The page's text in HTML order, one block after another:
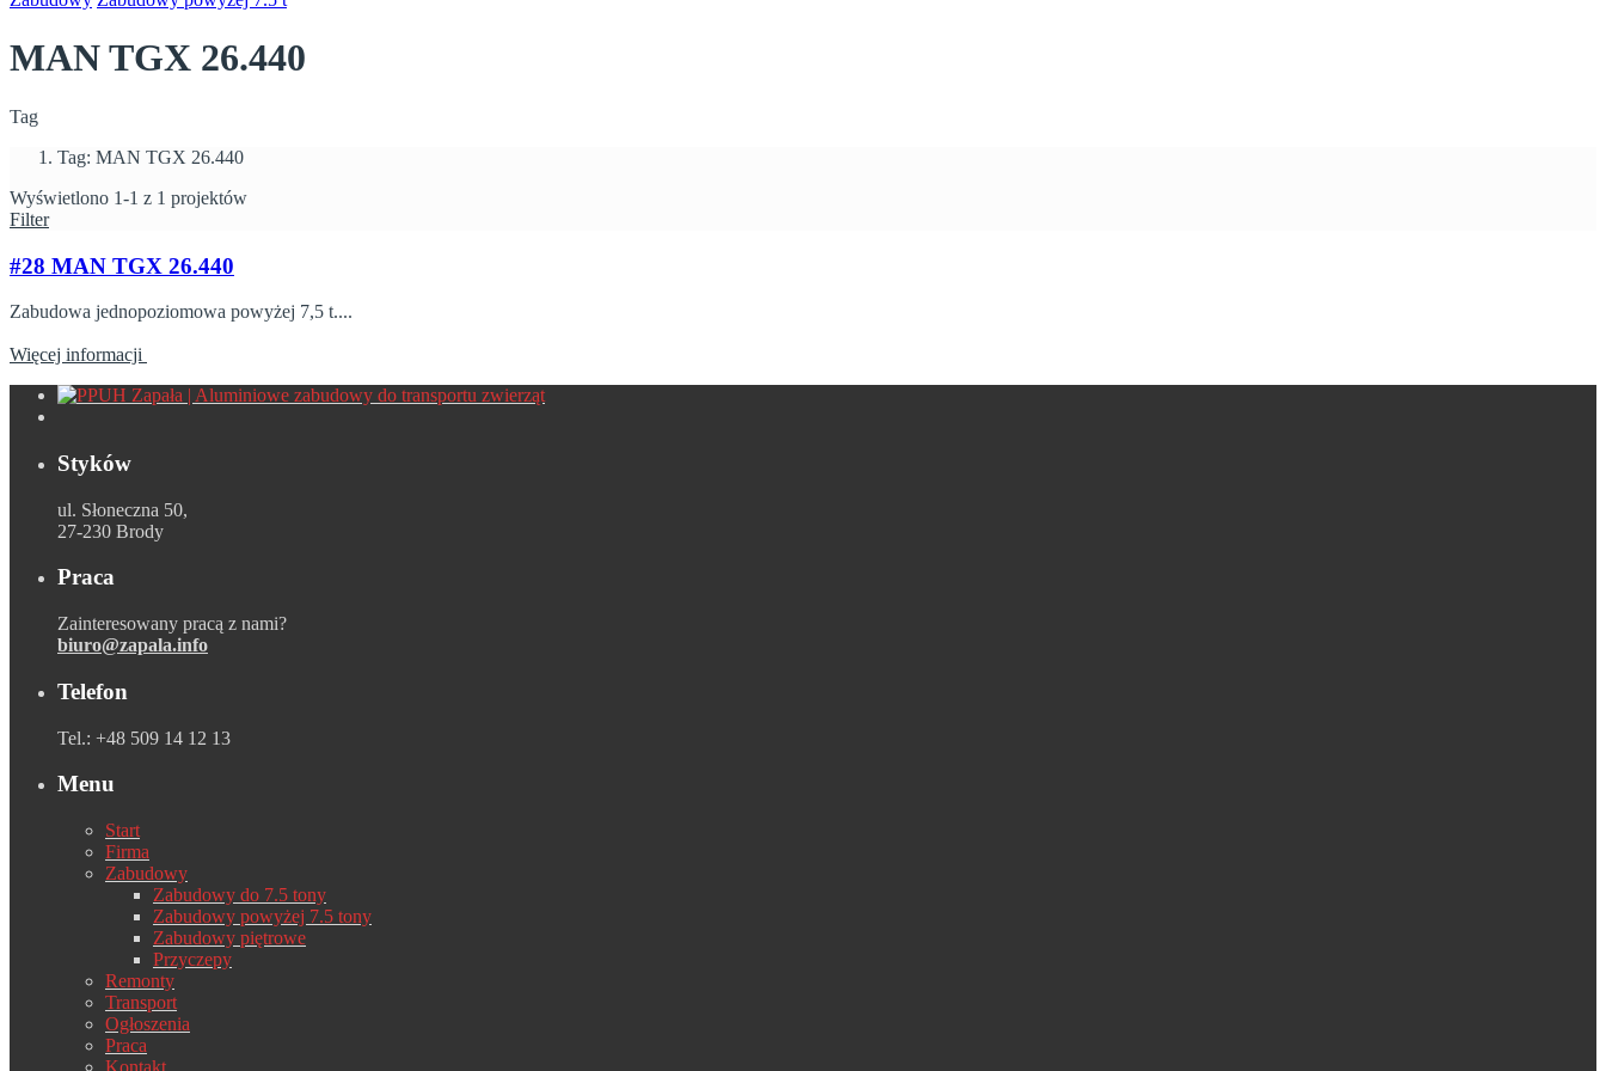
MAN TGX 26.440
Tag
Tag: MAN TGX 26.440
Wyświetlono 1-1 z 1 projektów
Filter
#28 MAN TGX 26.440
Zabudowa jednopoziomowa powyżej 7,5 t....
Więcej informacji
Styków
ul. Słoneczna 50,
27-230 Brody
Praca
Zainteresowany pracą z nami?
biuro@zapala.info
Telefon
Tel.: +48 509 14 12 13
Menu
Start
Firma
Zabudowy
Zabudowy do 7.5 tony
Zabudowy powyżej 7.5 tony
Zabudowy piętrowe
Przyczepy
Remonty
Transport
Ogłoszenia
Praca
Kontakt